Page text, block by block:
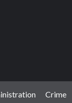
Crime